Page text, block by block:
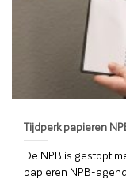
Tijdperk papieren
De NPB is gestopt
papieren NPB-